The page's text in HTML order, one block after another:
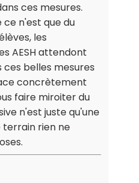
ces mesures.
ce n'est que du
les
AESH attendont
belles mesures
concrètement
faire miroiter du
n'est juste qu'une
terrain rien ne